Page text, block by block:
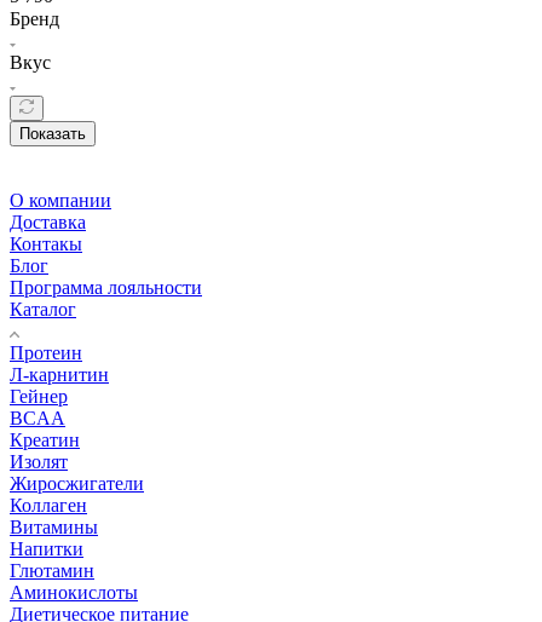
Бренд
Вкус
Показать
О компании
Доставка
Контакы
Блог
Программа лояльности
Каталог
Протеин
Л-карнитин
Гейнер
BCAA
Креатин
Изолят
Жиросжигатели
Коллаген
Витамины
Напитки
Глютамин
Аминокислоты
Диетическое питание